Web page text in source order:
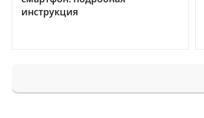
инструкция